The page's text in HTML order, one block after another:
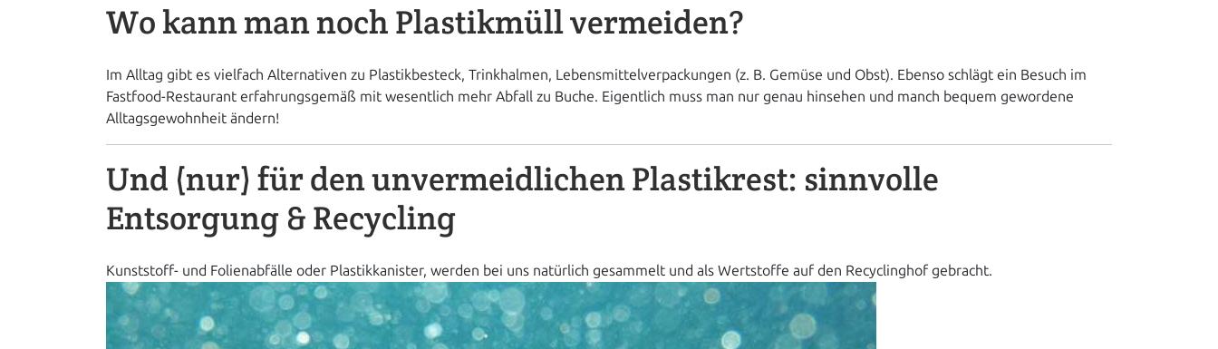
Wo kann man noch Plastikmüll vermeiden?
Im Alltag gibt es vielfach Alternativen zu Plastikbesteck, Trinkhalmen, Lebensmittelverpackungen (z. B. Gemüse und Obst). Ebenso schlägt ein Besuch im
Fastfood-Restaurant erfahrungsgemäß mit wesentlich mehr Abfall zu Buche. Eigentlich muss man nur genau hinsehen und manch bequem gewordene
Alltagsgewohnheit ändern!
Und (nur) für den unvermeidlichen Plastikrest: sinnvolle
Entsorgung & Recycling
Kunststoff- und Folienabfälle oder Plastikkanister, werden bei uns natürlich gesammelt und als Wertstoffe auf den Recyclinghof gebracht.